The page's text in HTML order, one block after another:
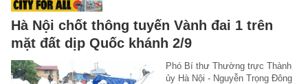
Hà Nội chốt thông tuyến Vành đai 1 trên
mặt đất dịp Quốc khánh 2/9
Phó Bí thư Thường trực Thành
ủy Hà Nội - Nguyễn Trọng Đông